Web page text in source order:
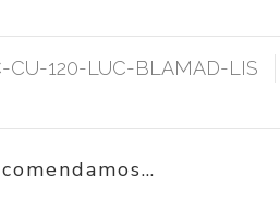
CU-120-LUC-BLAMAD-LIS